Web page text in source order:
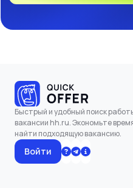
Быстрый и удобный поиск
вакансии hh.ru. Экономьте
найти подходящую вакансию.
Войти